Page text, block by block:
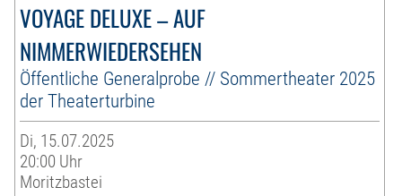
VOYAGE DELUXE – AUF
NIMMERWIEDERSEHEN
Öffentliche Generalprobe // Sommertheater 2025
der Theaterturbine
Di, 15.07.2025
20:00 Uhr
Moritzbastei